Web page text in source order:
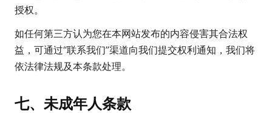
授权。
如任何第三方认为您在本网站发布的内容侵害其合法权
益，可通过“联系我们”渠道向我们提交权利通知，我们将
依法律法规及本条款处理。
七、未成年人条款